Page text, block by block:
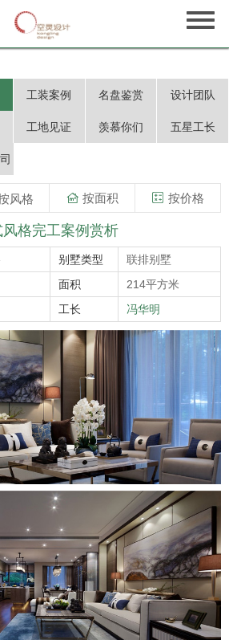
工装案例 名盘鉴赏 设计团队
工地见证 羡慕你们 五星工长
风格  按面积  按价格
格完工案例赏析
别墅类型
联排别墅
面积
214平方米
工长 冯华明